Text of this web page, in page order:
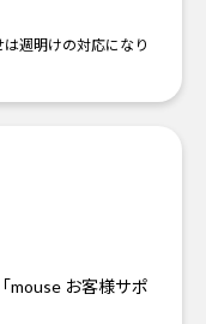
週明けの対応になり
mouse お客様サポ